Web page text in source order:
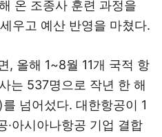
온 조종사 훈련 과정을
우고 예산 반영을 마쳤다.
, 올해 1~8월 11개 국적 항
는 537명으로 작년 한 해
넘어섰다. 대한항공이 1
·아시아나항공 기업 결합